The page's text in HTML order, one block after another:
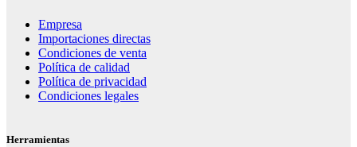
Empresa
Importaciones directas
Condiciones de venta
Política de calidad
Política de privacidad
Condiciones legales
Herramientas